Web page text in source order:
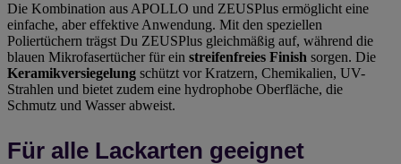
Die Kombination aus APOLLO und ZEUSPlus ermöglicht eine
einfache, aber effektive Anwendung. Mit den speziellen
Poliertüchern trägst Du ZEUSPlus gleichmäßig auf, während die
blauen Mikrofasertücher für ein streifenfreies Finish sorgen. Die
Keramikversiegelung schützt vor Kratzern, Chemikalien, UV-
Strahlen und bietet zudem eine hydrophobe Oberfläche, die
Schmutz und Wasser abweist.
Für alle Lackarten geeignet